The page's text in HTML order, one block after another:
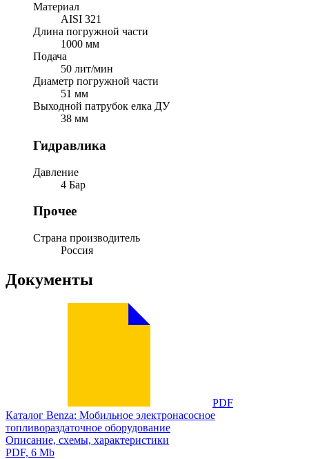
Материал
AISI 321
Длина погружной части
1000 мм
Подача
50 лит/мин
Диаметр погружной части
51 мм
Выходной патрубок елка ДУ
38 мм
Гидравлика
Давление
4 Бар
Прочее
Страна производитель
Россия
Документы
PDF
Каталог Benza: Мобильное электронасосное
топливораздаточное оборудование
Описание, схемы, характеристики
PDF, 6 Mb